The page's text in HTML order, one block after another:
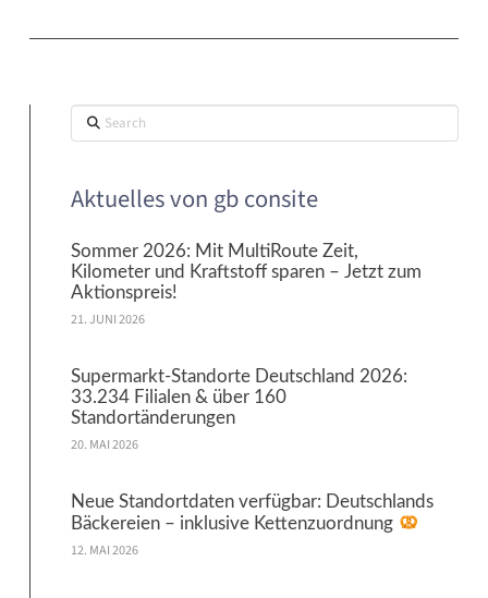
Search
Aktuelles von gb consite
Sommer 2026: Mit MultiRoute Zeit,
Kilometer und Kraftstoff sparen – Jetzt zum
Aktionspreis!
21. JUNI 2026
Supermarkt-Standorte Deutschland 2026:
33.234 Filialen & über 160
Standortänderungen
20. MAI 2026
Neue Standortdaten verfügbar: Deutschlands
Bäckereien – inklusive Kettenzuordnung
12. MAI 2026